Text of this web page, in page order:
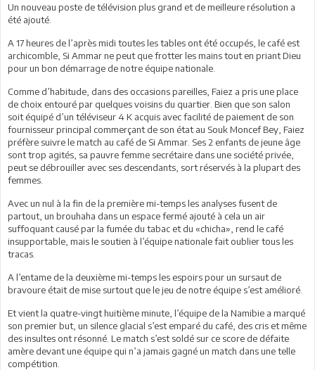
Un nouveau poste de télévision plus grand et de meilleure résolution a
été ajouté.
A 17 heures de l’après midi toutes les tables ont été occupés, le café est
archicomble, Si Ammar ne peut que frotter les mains tout en priant Dieu
pour un bon démarrage de notre équipe nationale.
Comme d’habitude, dans des occasions pareilles, Faiez a pris une place
de choix entouré par quelques voisins du quartier. Bien que son salon
soit équipé d’un téléviseur 4 K acquis avec facilité de paiement de son
fournisseur principal commerçant de son état au Souk Moncef Bey, Faiez
préfère suivre le match au café de Si Ammar. Ses 2 enfants de jeune âge
sont trop agités, sa pauvre femme secrétaire dans une société privée,
peut se débrouiller avec ses descendants, sort réservés à la plupart des
femmes.
Avec un nul à la fin de la première mi-temps les analyses fusent de
partout, un brouhaha dans un espace fermé ajouté à cela un air
suffoquant causé par la fumée du tabac et du «chicha», rend le café
insupportable, mais le soutien à l’équipe nationale fait oublier tous les
tracas.
A l’entame de la deuxième mi-temps les espoirs pour un sursaut de
bravoure était de mise surtout que le jeu de notre équipe s’est amélioré.
Et vient la quatre-vingt huitième minute, l’équipe de la Namibie a marqué
son premier but, un silence glacial s’est emparé du café, des cris et même
des insultes ont résonné. Le match s’est soldé sur ce score de défaite
amère devant une équipe qui n’a jamais gagné un match dans une telle
compétition.